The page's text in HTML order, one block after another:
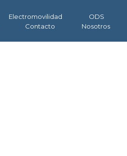
Electromovilidad
ODS
Contacto
Nosotros